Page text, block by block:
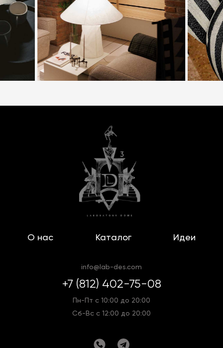
О нас Каталог Идеи
info@lab-des.com
+7 (812) 402-75-08
Пн-Пт с 10:00 до 20:00
Сб-Вс с 12:00 до 20:00